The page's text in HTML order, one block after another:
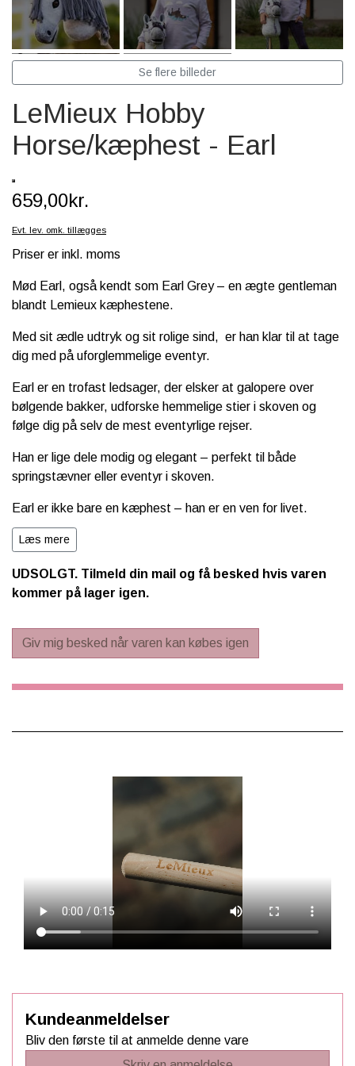
SCHLEICH® HEST & TILBEHØR
SKOLE, KREA & TILBEHØR
TASKER & PUNGE
SJOVE HESTE TING
BABY
Se flere billeder
LeMieux Hobby
Horse/kæphest - Earl
659,00kr.
Evt. lev. omk. tillægges
Priser er inkl. moms
Mød Earl, også kendt som Earl Grey – en ægte gentleman
blandt Lemieux kæphestene.
Med sit ædle udtryk og sit rolige sind, er han klar til at tage
dig med på uforglemmelige eventyr.
Earl er en trofast ledsager, der elsker at galopere over
bølgende bakker, udforske hemmelige stier i skoven og
følge dig på selv de mest eventyrlige rejser.
Han er lige dele modig og elegant – perfekt til både
springstævner eller eventyr i skoven.
Earl er ikke bare en kæphest – han er en ven for livet.
⭐ Unikt design – kraftfuld og ædel grå farve med livagtige
⭐ Stærk og holdbar konstruktion – velegnet til leg både ude
⭐ Blød og realistisk pels – giver et autentisk look og følelse
velcro lukning i munden så biddet på det matchende udstyr
Du finder matchende tilbehør til din LeMieux kæphest, der
er en tro kopi af LeMieux´s udstyr til rigtige heste.
Mini ryttere kan have det sjovt i mange timer med deres
helt egen kæphest fra LeMieux!
Kæphesten fra LeMieux måler ca. 37cm x 34 cm x 81cm,
hvoraf selve kæppen måler 44cm i længden.
og udfordrer samtidigt motorikken, når spænder skal
spændes og kæphesten strigles og flettes.
Læs mere
UDSOLGT. Tilmeld din mail og få besked hvis varen
kommer på lager igen.
Giv mig besked når varen kan købes igen
Kundeanmeldelser
Bliv den første til at anmelde denne vare